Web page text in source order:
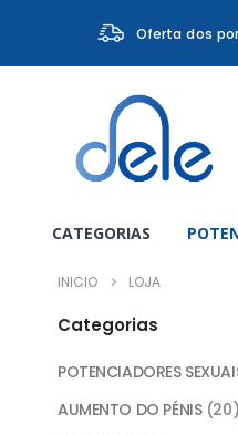
Oferta dos
CATEGORIAS
INICIO LOJA
Categorias
POTENCIADORES
AUMENTO DO PÉNIS (20)